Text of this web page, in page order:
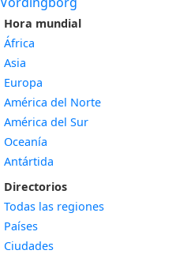
Hora mundial
África
Asia
Europa
América del Norte
América del Sur
Oceanía
Antártida
Directorios
Todas las regiones
Países
Ciudades